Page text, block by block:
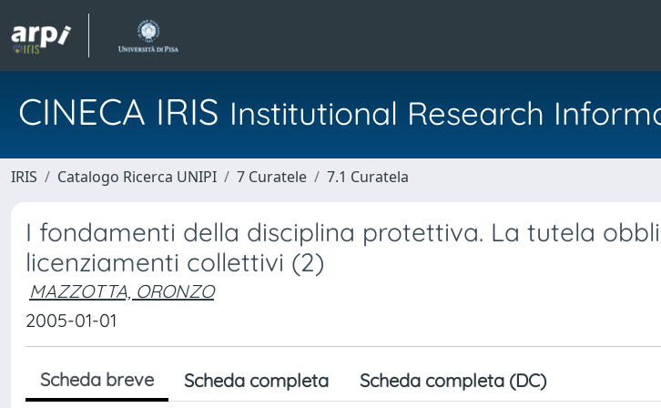
CINECA IRIS Institutional Research
IRIS Catalogo Ricerca UNIPI 7 Curatele 7.1 Curatela
I fondamenti della disciplina protettiva. La tutela
licenziamenti collettivi (2)
MAZZOTTA, ORONZO
2005-01-01
Scheda breve Scheda completa Scheda completa (DC)